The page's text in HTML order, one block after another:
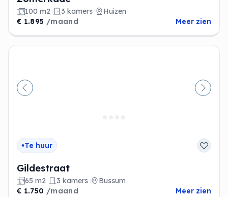
100 m2 3 kamers
Huizen
€ 1.895 /maand Meer zien
Vorige
Te huur
Gildestraat
65 m2 3 kamers
Bussum
€ 1.750 /maand Meer zien